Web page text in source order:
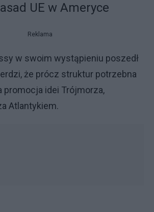
UE w Ameryce
Reklama
w swoim wystąpieniu poszedł
że prócz struktur potrzebna
promocja idei Trójmorza,
Atlantykiem.